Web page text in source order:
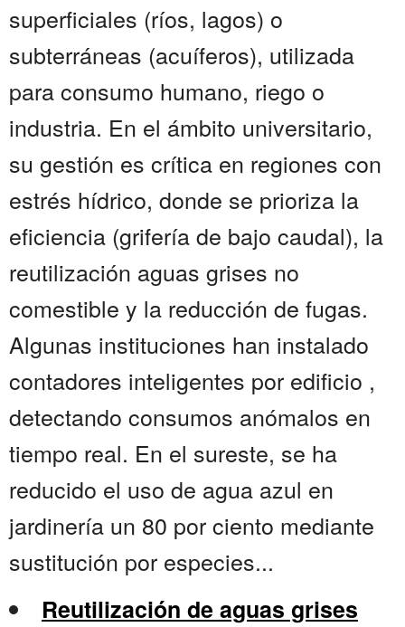
superficiales (ríos, lagos) o
subterráneas (acuíferos), utilizada
para consumo humano, riego o
industria. En el ámbito universitario,
su gestión es crítica en regiones con
estrés hídrico, donde se prioriza la
eficiencia (grifería de bajo caudal), la
reutilización aguas grises no
comestible y la reducción de fugas.
Algunas instituciones han instalado
contadores inteligentes por edificio ,
detectando consumos anómalos en
tiempo real. En el sureste, se ha
reducido el uso de agua azul en
jardinería un 80 por ciento mediante
sustitución por especies...
Reutilización de aguas grises